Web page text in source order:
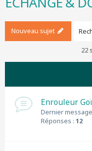
Nouveau sujet
22
Enrouleur
Dernier
Réponses : 12